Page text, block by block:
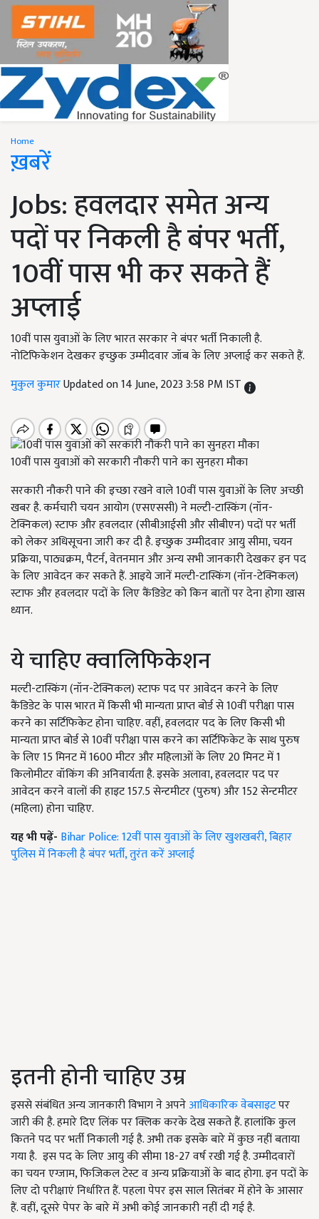
Home
ख़बरें
Jobs: हवलदार समेत अन्य
पदों पर निकली है बंपर भर्ती,
10वीं पास भी कर सकते हैं
अप्लाई
10वीं पास युवाओं के लिए भारत सरकार ने बंपर भर्ती निकाली है.
नोटिफिकेशन देखकर इच्छुक उम्मीदवार जॉब के लिए अप्लाई कर सकते हैं.
मुकुल कुमारUpdated on 14 June, 2023 3:58 PM IST
10वीं पास युवाओं को सरकारी नौकरी पाने का सुनहरा मौका
सरकारी नौकरी पाने की इच्छा रखने वाले 10वीं पास युवाओं के लिए अच्छी
खबर है. कर्मचारी चयन आयोग (एसएससी) ने मल्टी-टास्किंग (नॉन-
टेक्निकल) स्टाफ और हवलदार (सीबीआईसी और सीबीएन) पदों पर भर्ती
को लेकर अधिसूचना जारी कर दी है. इच्छुक उम्मीदवार आयु सीमा, चयन
प्रक्रिया, पाठ्यक्रम, पैटर्न, वेतनमान और अन्य सभी जानकारी देखकर इन पद
के लिए आवेदन कर सकते हैं. आइये जानें मल्टी-टास्किंग (नॉन-टेक्निकल)
स्टाफ और हवलदार पदों के लिए कैंडिडेट को किन बातों पर देना होगा खास
ध्यान.
ये चाहिए क्वालिफिकेशन
मल्टी-टास्किंग (नॉन-टेक्निकल) स्टाफ पद पर आवेदन करने के लिए
कैंडिडेट के पास भारत में किसी भी मान्यता प्राप्त बोर्ड से 10वीं परीक्षा पास
करने का सर्टिफिकेट होना चाहिए. वहीं, हवलदार पद के लिए किसी भी
मान्यता प्राप्त बोर्ड से 10वीं परीक्षा पास करने का सर्टिफिकेट के साथ पुरुष
के लिए 15 मिनट में 1600 मीटर और महिलाओं के लिए 20 मिनट में 1
किलोमीटर वॉकिंग की अनिवार्यता है. इसके अलावा, हवलदार पद पर
आवेदन करने वालों की हाइट 157.5 सेन्टमीटर (पुरुष) और 152 सेन्टमीटर
(महिला) होना चाहिए.
यह भी पढ़ें- Bihar Police: 12वीं पास युवाओं के लिए खुशखबरी, बिहार
पुलिस में निकली है बंपर भर्ती, तुरंत करें अप्लाई
इतनी होनी चाहिए उम्र
इससे संबंधित अन्य जानकारी विभाग ने अपनेआधिकारिक वेबसाइटपर
जारी की है. हमारे दिए लिंक पर क्लिक करके देख सकते हैं. हालांकि कुल
कितने पद पर भर्ती निकाली गई है. अभी तक इसके बारे में कुछ नहीं बताया
गया है. इस पद के लिए आयु की सीमा 18-27 वर्ष रखी गई है. उम्मीदवारों
का चयन एग्जाम, फिजिकल टेस्ट व अन्य प्रक्रियाओं के बाद होगा. इन पदों के
लिए दो परीक्षाएं निर्धारित हैं. पहला पेपर इस साल सितंबर में होने के आसार
हैं. वहीं, दूसरे पेपर के बारे में अभी कोई जानकारी नहीं दी गई है.